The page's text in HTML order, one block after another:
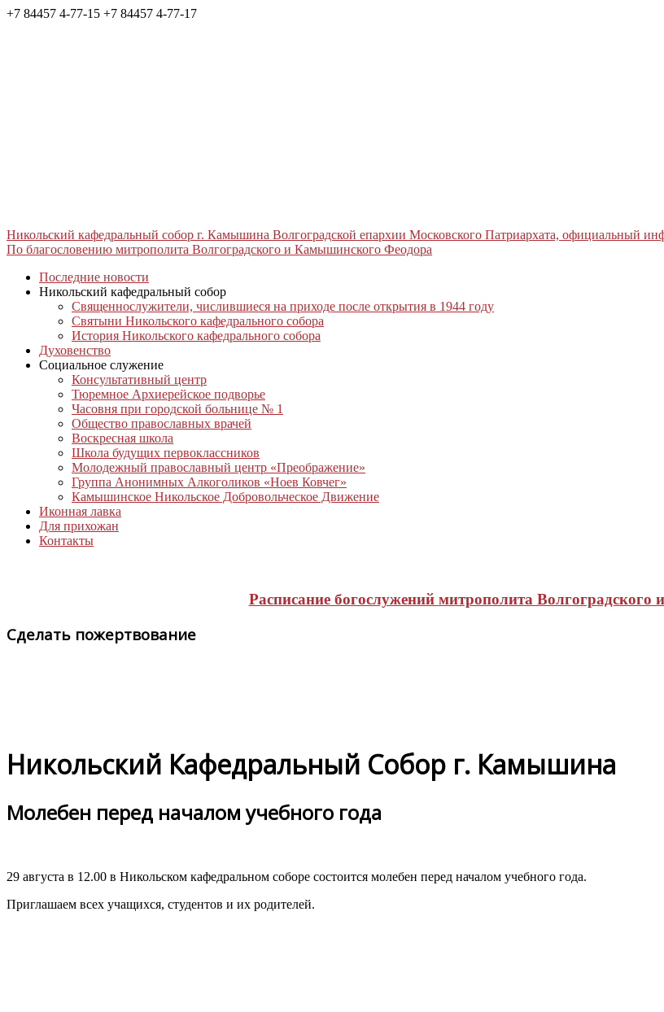
+7 84457 4-77-15 +7 84457 4-77-17
Никольский кафедральный собор г. Камышина Волгоградской епархии Московского Патриархата, официальный
По благословению митрополита Волгоградского и Камышинского Феодора
Последние новости
Никольский кафедральный собор
Священнослужители, числившиеся на приходе после открытия в 1944 году
Святыни Никольского кафедрального собора
История Никольского кафедрального собора
Духовенство
Социальное служение
Консультативный центр
Тюремное Архиерейское подворье
Часовня при городской больнице № 1
Общество православных врачей
Воскресная школа
Школа будущих первоклассников
Молодежный православный центр «Преображение»
Группа Анонимных Алкоголиков «Ноев Ковчег»
Камышинское Никольское Добровольческое Движение
Иконная лавка
Для прихожан
Контакты
Расписание богослужений митрополита
Сделать пожертвование
Никольский Кафедральный Собор г. Камышина
Молебен перед началом учебного года
29 августа в 12.00 в Никольском кафедральном соборе состоится молебен перед началом учебного года.
Приглашаем всех учащихся, студентов и их родителей.